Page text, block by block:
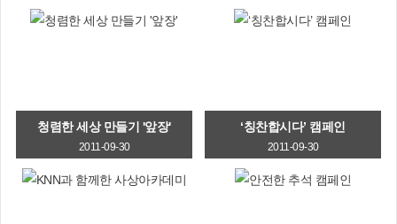
청렴한 세상 만들기 '앞장'
2011-09-30
‘칭찬합시다’ 캠페인
2011-09-30